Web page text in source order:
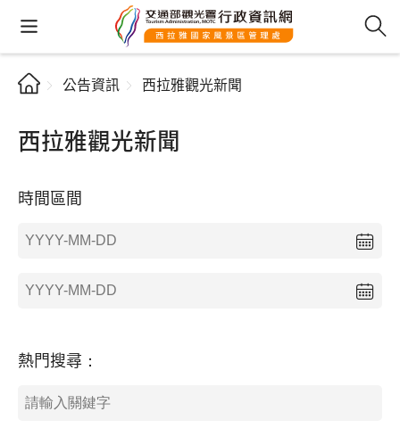
公告資訊 西拉雅觀光新聞
西拉雅觀光新聞
時間區間
熱門搜尋：